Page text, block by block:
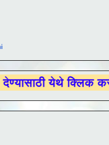
येथे क्लिक करा .